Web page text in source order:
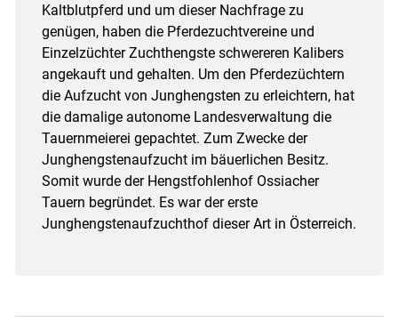
Kaltblutpferd und um dieser Nachfrage zu
genügen, haben die Pferdezuchtvereine und
Einzelzüchter Zuchthengste schwereren Kalibers
angekauft und gehalten. Um den Pferdezüchtern
die Aufzucht von Junghengsten zu erleichtern, hat
die damalige autonome Landesverwaltung die
Tauernmeierei gepachtet. Zum Zwecke der
Junghengstenaufzucht im bäuerlichen Besitz.
Somit wurde der Hengstfohlenhof Ossiacher
Tauern begründet. Es war der erste
Junghengstenaufzuchthof dieser Art in Österreich.